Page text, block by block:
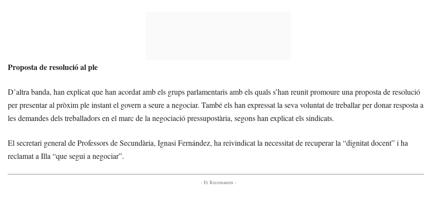
Proposta de resolució al ple
D’altra banda, han explicat que han acordat amb els grups parlamentaris amb els quals s’han reunit promoure una proposta de resolució
per presentar al pròxim ple instant el govern a seure a negociar. També els han expressat la seva voluntat de treballar per donar resposta a
les demandes dels treballadors en el marc de la negociació pressupostària, segons han explicat els sindicats.
El secretari general de Professors de Secundària, Ignasi Fernández, ha reivindicat la necessitat de recuperar la “dignitat docent” i ha
reclamat a Illa “que segui a negociar”.
- Et Recomanem -